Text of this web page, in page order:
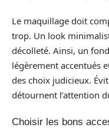
Le maquillage doit
trop. Un look
décolleté. Ainsi, un
légèrement accentués
des choix judicieux.
détournent l’attention
Choisir les bons